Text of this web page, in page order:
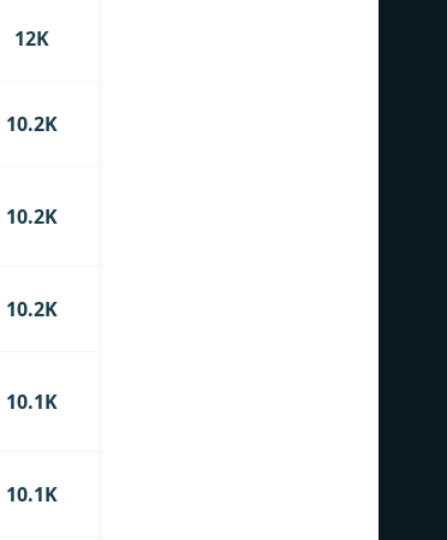
12K
10.2K
10.2K
10.2K
10.1K
10.1K